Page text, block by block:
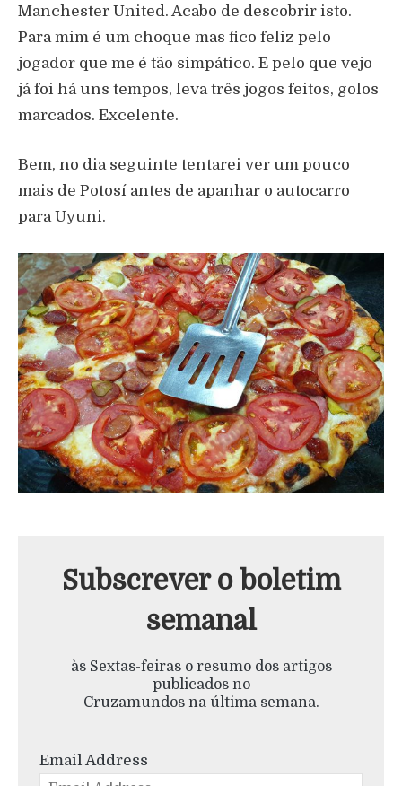
Manchester United. Acabo de descobrir isto.
Para mim é um choque mas fico feliz pelo
jogador que me é tão simpático. E pelo que vejo
já foi há uns tempos, leva três jogos feitos, golos
marcados. Excelente.
Bem, no dia seguinte tentarei ver um pouco
mais de Potosí antes de apanhar o autocarro
para Uyuni.
Subscrever o boletim
semanal
às Sextas-feiras o resumo dos artigos
publicados no
Cruzamundos na última semana.
Email Address